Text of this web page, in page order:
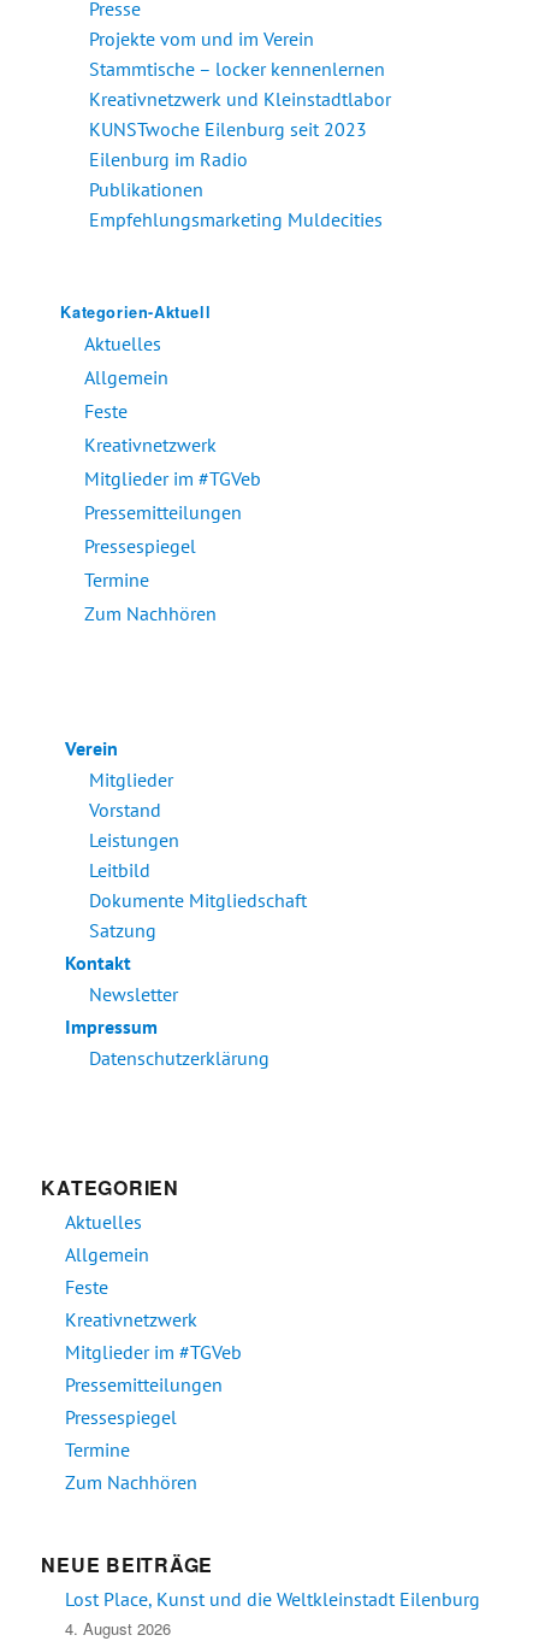
Presse
Projekte vom und im Verein
Stammtische – locker kennenlernen
Kreativnetzwerk und Kleinstadtlabor
KUNSTwoche Eilenburg seit 2023
Eilenburg im Radio
Publikationen
Empfehlungsmarketing Muldecities
Kategorien-Aktuell
Aktuelles
Allgemein
Feste
Kreativnetzwerk
Mitglieder im #TGVeb
Pressemitteilungen
Pressespiegel
Termine
Zum Nachhören
Verein
Mitglieder
Vorstand
Leistungen
Leitbild
Dokumente Mitgliedschaft
Satzung
Kontakt
Newsletter
Impressum
Datenschutzerklärung
KATEGORIEN
Aktuelles
Allgemein
Feste
Kreativnetzwerk
Mitglieder im #TGVeb
Pressemitteilungen
Pressespiegel
Termine
Zum Nachhören
NEUE BEITRÄGE
Lost Place, Kunst und die Weltkleinstadt Eilenburg
4. August 2026